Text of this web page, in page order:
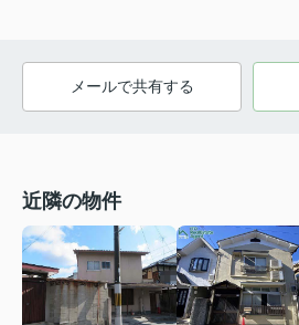
メールで共有する
近隣の物件